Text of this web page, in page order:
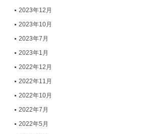
2023年12月
2023年10月
2023年7月
2023年1月
2022年12月
2022年11月
2022年10月
2022年7月
2022年5月